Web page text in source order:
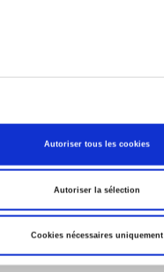
Autoriser tous les cookies
Autoriser la sélection
Cookies nécessaires uniquement
et l'Union européenne
2026